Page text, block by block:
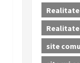
site